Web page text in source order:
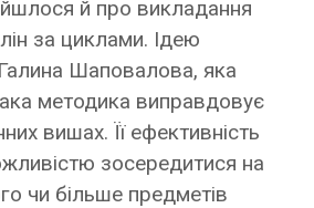
йшлося й про викладання
за циклами. Ідею
Шаповалова, яка
методика виправдовує
вишах. Її ефективність
зосередитися на
чи більше предметів